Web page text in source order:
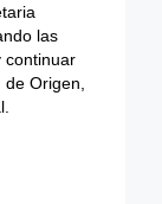
las
continuar
Origen,